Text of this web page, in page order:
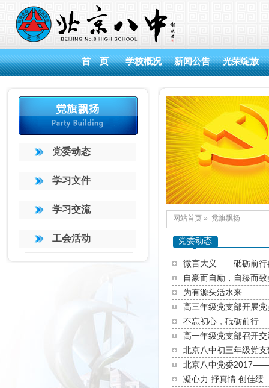
首 页 学校概况 新闻公告 光荣绽放
党委动态
学习文件
学习交流
工会活动
网站首页 » 党旗飘扬
党委动态
微言大义——砥砺前行
自豪而自励，自臻而致
为有源头活水来
高三年级党支部开展
不忘初心，砥砺前行
高一年级党支部召开
北京八中初三年级党
北京八中党委
凝心力 抒真情 创佳绩